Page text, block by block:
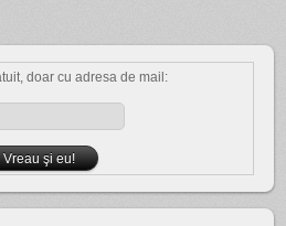
doar cu adresa de mail: